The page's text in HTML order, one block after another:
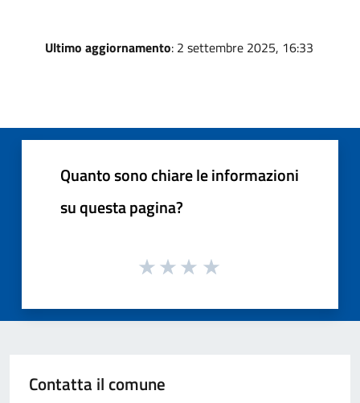
Ultimo aggiornamento: 2 settembre 2025, 16:33
Quanto sono chiare le informazioni
su questa pagina?
Contatta il comune